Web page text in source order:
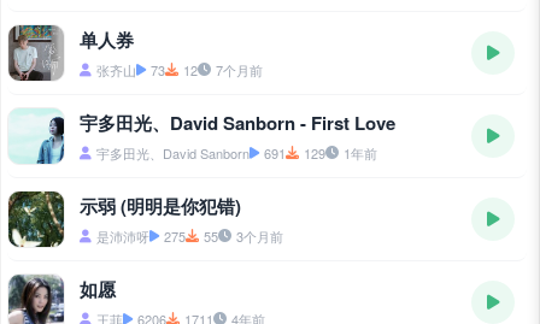
单人券
张齐山 73 12 7个月前
宇多田光、David Sanborn - First Love
宇多田光、David Sanborn 691 129 1年前
示弱 (明明是你犯错)
是沛沛呀 275 55 3个月前
如愿
王菲 6206 1711 4年前